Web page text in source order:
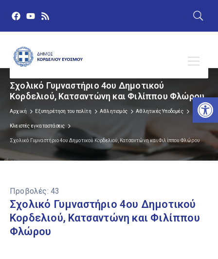
Σχολικό Γυμναστήριο 4ου Δημοτικού
Κορδελιού, Κατσαντώνη και Φιλίππου Φλώρου
Αρχική Εξυπηρέτηση του πολίτη Αθλητισμός Αθλητικές Υποδομές
Κλειστές εγκαταστάσεις
Σχολικό Γυμναστήριο 4ου Δημοτικού Κορδελιού, Κατσαντώνη και Φιλίππου Φλώρου
Προβολές: 43
Σχολικό Γυμναστήριο 4ου Δημοτικού
Κορδελιού, Κατσαντώνη και Φιλίππου
Φλώρου